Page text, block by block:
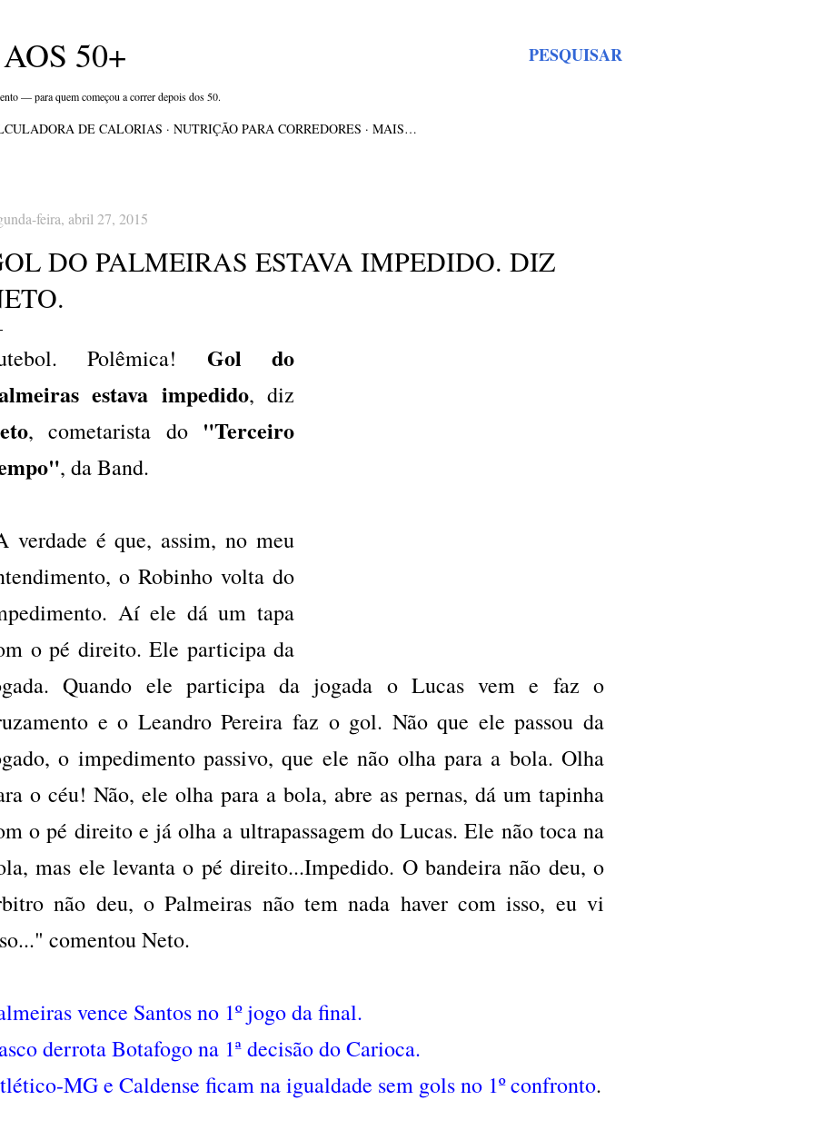
PESQUISAR
50+
— para quem começou a correr depois dos 50.
DE CALORIAS NUTRIÇÃO PARA CORREDORES MAIS…
feira, abril 27, 2015
DO PALMEIRAS ESTAVA IMPEDIDO. DIZ
Polêmica! Gol do
estava impedido, diz
, cometarista do"Terceiro
, da Band.
verdade é que, assim, no meu
o Robinho volta do
Aí ele dá um tapa
o pé direito. Ele participa da
Quando ele participa da jogada o Lucas vem e faz o
e o Leandro Pereira faz o gol. Não que ele passou da
o impedimento passivo, que ele não olha para a bola. Olha
o céu! Não, ele olha para a bola, abre as pernas, dá um tapinha
o pé direito e já olha a ultrapassagem do Lucas. Ele não toca na
mas ele levanta o pé direito...Impedido. O bandeira não deu, o
não deu, o Palmeiras não tem nada haver com isso, eu vi
comentou Neto.
vence Santos no 1º jogo da final.
derrota Botafogo na 1ª decisão do Carioca.
MG e Caldense ficam na igualdade sem gols no 1º confronto.